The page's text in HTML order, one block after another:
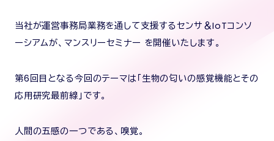
当社が運営事務局業務を通して支援するセンサ＆IoTコンソ
ーシアムが、マンスリーセミナー を開催いたします。
第6回目となる今回のテーマは「生物の匂いの感覚機能とその
応用研究最前線」です。
人間の五感の一つである、嗅覚。